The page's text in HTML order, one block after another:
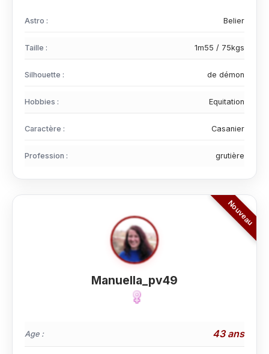
Astro : Belier
Taille : 1m55 / 75kgs
Silhouette : de démon
Hobbies : Equitation
Caractère : Casanier
Profession : grutière
Manuella_pv49
Age : 43 ans